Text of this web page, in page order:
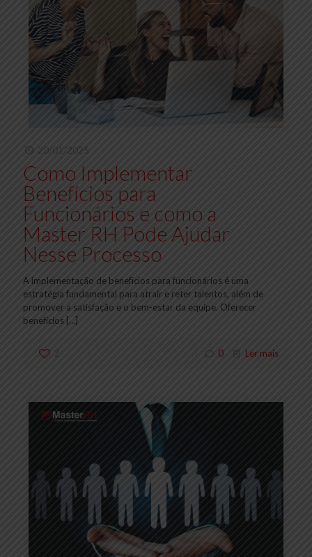
20/01/2025
Como Implementar
Benefícios para
Funcionários e como a
Master RH Pode Ajudar
Nesse Processo
A implementação de benefícios para funcionários é uma
estratégia fundamental para atrair e reter talentos, além de
promover a satisfação e o bem-estar da equipe. Oferecer
benefícios […]
2 0 Ler mais